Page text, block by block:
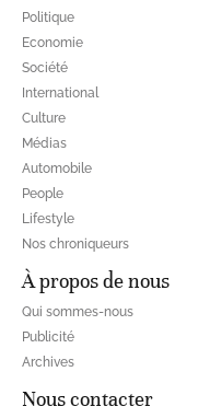
Politique
Economie
Société
International
Culture
Médias
Automobile
People
Lifestyle
Nos chroniqueurs
À propos de nous
Qui sommes-nous
Publicité
Archives
Nous contacter